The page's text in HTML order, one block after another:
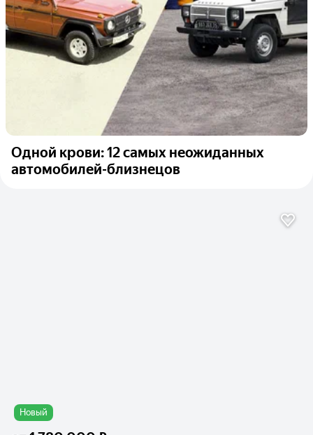
Одной крови: 12 самых неожиданных
автомобилей-близнецов
Новый